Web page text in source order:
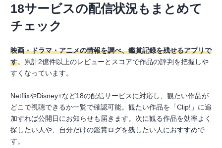
18サービスの配信状況もまとめて
チェック
映画・ドラマ・アニメの情報を調べ、鑑賞記録を残せるアプリで
す。累計2億件以上のレビューとスコアで作品の評判を把握しや
すくなっています。
NetflixやDisney+など18の配信サービスに対応し、観たい作品が
どこで視聴できるか一覧で確認可能。観たい作品を「Clip!」に追
加すれば公開日にお知らせも届きます。次に観る作品を効率よく
探したい人や、自分だけの鑑賞ログを残したい人におすすめで
す。